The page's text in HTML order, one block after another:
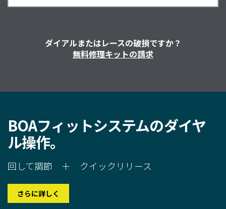
ダイアルまたはレースの破損ですか？
無料修理キットの請求
BOAフィットシステムのダイヤ
ル操作。
回して調節 ＋ クイックリリース
さらに詳しく